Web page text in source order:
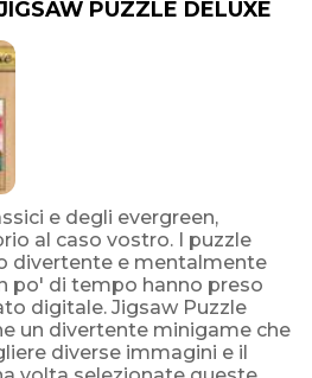
PUZZLE DELUXE
e degli evergreen,
al caso vostro. I puzzle
divertente e mentalmente
po' di tempo hanno preso
digitale. Jigsaw Puzzle
un divertente minigame che
diverse immagini e il